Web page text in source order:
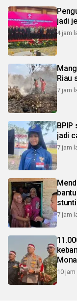
jadi
4 jam
Riau
7 jam
BPIP
jadi
7 jam
7 jam
10 jam